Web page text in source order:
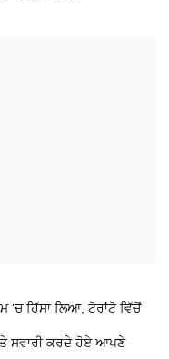
'ਚ ਹਿੱਸਾ ਲਿਆ, ਟੋਰਾਂਟੋ ਵਿੱਚੋਂ
ਸਵਾਰੀ ਕਰਦੇ ਹੋਏ ਆਪਣੇ